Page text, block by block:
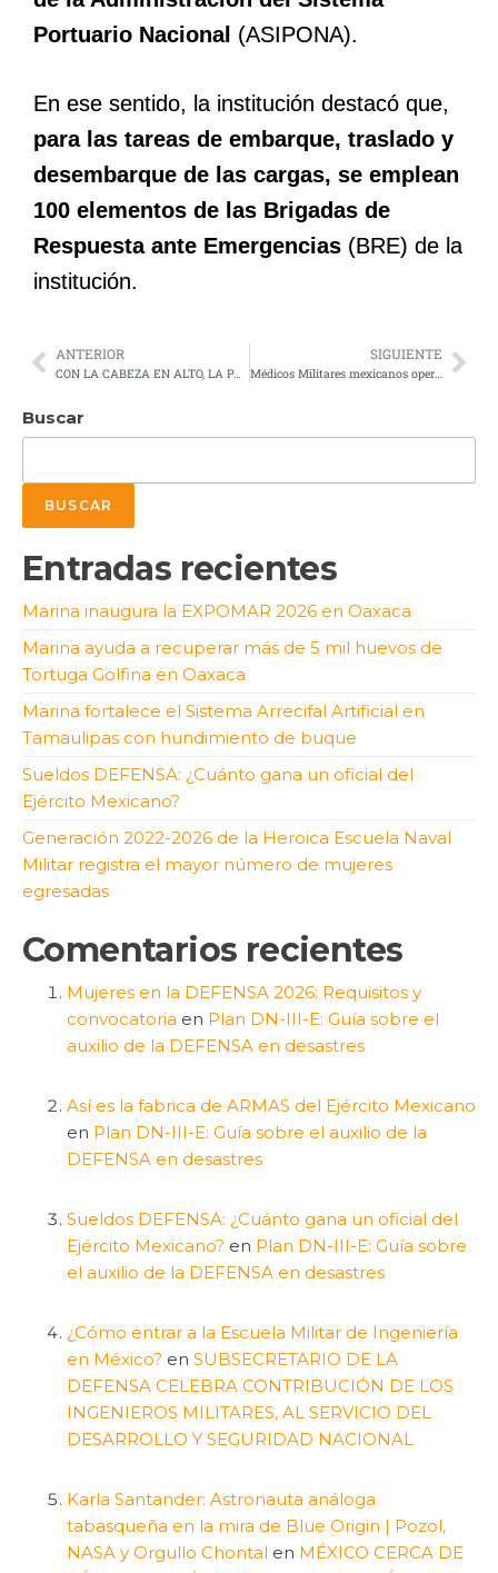
Portuario Nacional (ASIPONA).
En ese sentido, la institución destacó que,
para las tareas de embarque, traslado y
desembarque de las cargas, se emplean
100 elementos de las Brigadas de
Respuesta ante Emergencias (BRE) de la
institución.
ANTERIOR
CON LA CABEZA EN ALTO, LA PATRIA ES PRIMERO
SIGUIENTE
Médicos Militares mexicanos operan de emergencia a soldado venezolano
Buscar
BUSCAR
Entradas recientes
Marina inaugura la EXPOMAR 2026 en Oaxaca
Marina ayuda a recuperar más de 5 mil huevos de
Tortuga Golfina en Oaxaca
Marina fortalece el Sistema Arrecifal Artificial en
Tamaulipas con hundimiento de buque
Sueldos DEFENSA: ¿Cuánto gana un oficial del
Ejército Mexicano?
Generación 2022-2026 de la Heroica Escuela Naval
Militar registra el mayor número de mujeres
egresadas
Comentarios recientes
Mujeres en la DEFENSA 2026: Requisitos y
convocatoria en Plan DN-III-E: Guía sobre el
auxilio de la DEFENSA en desastres
Así es la fabrica de ARMAS del Ejército Mexicano
en Plan DN-III-E: Guía sobre el auxilio de la
DEFENSA en desastres
Sueldos DEFENSA: ¿Cuánto gana un oficial del
Ejército Mexicano? en Plan DN-III-E: Guía sobre
el auxilio de la DEFENSA en desastres
¿Cómo entrar a la Escuela Militar de Ingeniería
en México? en SUBSECRETARIO DE LA
DEFENSA CELEBRA CONTRIBUCIÓN DE LOS
INGENIEROS MILITARES, AL SERVICIO DEL
DESARROLLO Y SEGURIDAD NACIONAL
Karla Santander: Astronauta análoga
tabasqueña en la mira de Blue Origin | Pozol,
NASA y Orgullo Chontal en MÉXICO CERCA DE